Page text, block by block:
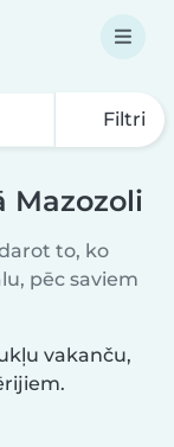
Filtri
Mazozoli
to, ko
pēc saviem
vakanču,